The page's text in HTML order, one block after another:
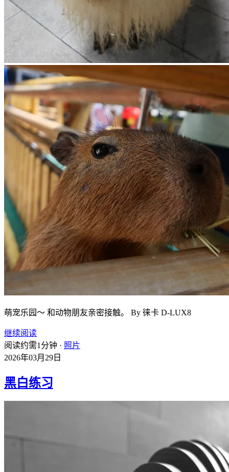
萌宠乐园～ 和动物朋友亲密接触。 By 徕卡 D-LUX8
继续阅读
阅读约需1分钟 · 照片
2026年03月29日
黑白练习